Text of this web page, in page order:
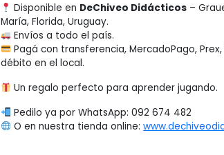
Disponible en DeChiveo Didácticos –
María, Florida, Uruguay.
Envíos a todo el país.
Pagá con transferencia, MercadoPago,
débito en el local.
Un regalo perfecto para aprender jugando.
Pedilo ya por WhatsApp: 092 674 482
O en nuestra tienda online: